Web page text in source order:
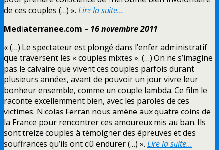
de ces couples (…) ». Lire la suite…
Mediaterranee.com – 16 novembre 2011
« (…) Le spectateur est plongé dans l’enfer administratif
que traversent les « couples mixtes ». (…) On ne s’imagine
pas le calvaire que vivent ces couples parfois durant
plusieurs années, avant de pouvoir un jour vivre leur
bonheur ensemble, comme un couple lambda. Ce film le
raconte excellemment bien, avec les paroles de ces
victimes. Nicolas Ferran nous amène aux quatre coins de
la France pour rencontrer ces amoureux mis au ban. Ils
sont treize couples à témoigner des épreuves et des
souffrances qu’ils ont dû endurer (…) ». Lire la suite…